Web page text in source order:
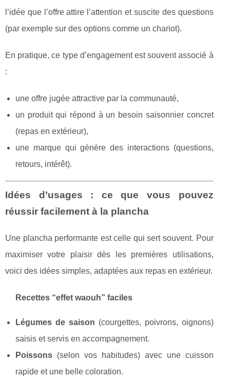
l’idée que l’offre attire l’attention et suscite des questions
(par exemple sur des options comme un chariot).
En pratique, ce type d’engagement est souvent associé à
:
une offre jugée attractive par la communauté,
un produit qui répond à un besoin saisonnier concret
(repas en extérieur),
une marque qui génère des interactions (questions,
retours, intérêt).
Idées d’usages : ce que vous pouvez
réussir facilement à la plancha
Une plancha performante est celle qui sert souvent. Pour
maximiser votre plaisir dès les premières utilisations,
voici des idées simples, adaptées aux repas en extérieur.
Recettes “effet waouh” faciles
Légumes de saison (courgettes, poivrons, oignons)
saisis et servis en accompagnement.
Poissons (selon vos habitudes) avec une cuisson
rapide et une belle coloration.